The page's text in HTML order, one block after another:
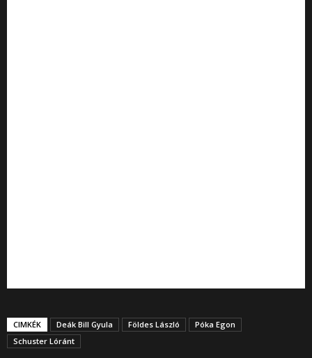
CIMKÉK Deák Bill Gyula Földes László
Póka Egon
Schuster Lóránt